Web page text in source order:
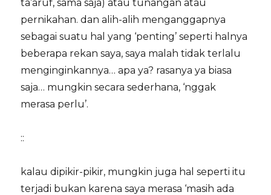
ta’aruf, sama saja) atau tunangan atau
pernikahan. dan alih-alih menganggapnya
sebagai suatu hal yang ‘penting’ seperti halnya
beberapa rekan saya, saya malah tidak terlalu
menginginkannya… apa ya? rasanya ya biasa
saja… mungkin secara sederhana, ‘nggak
merasa perlu’.
::
kalau dipikir-pikir, mungkin juga hal seperti itu
terjadi bukan karena saya merasa ‘masih ada